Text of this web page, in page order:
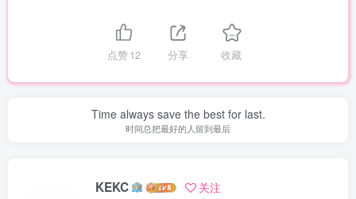
点赞12 分享 收藏
Time always save the best for last.
时间总把最好的人留到最后
KEKC 关注